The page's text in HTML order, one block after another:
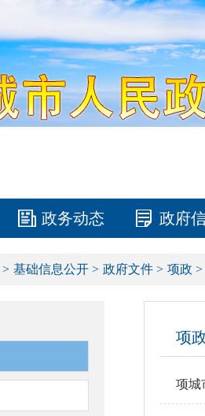
政务动态 政府
> 基础信息公开 > 政府文件 > 项政 >
项
项城